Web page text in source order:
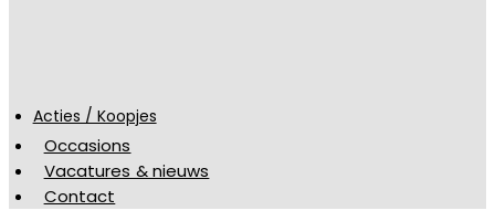
Acties / Koopjes
Occasions
Vacatures & nieuws
Contact